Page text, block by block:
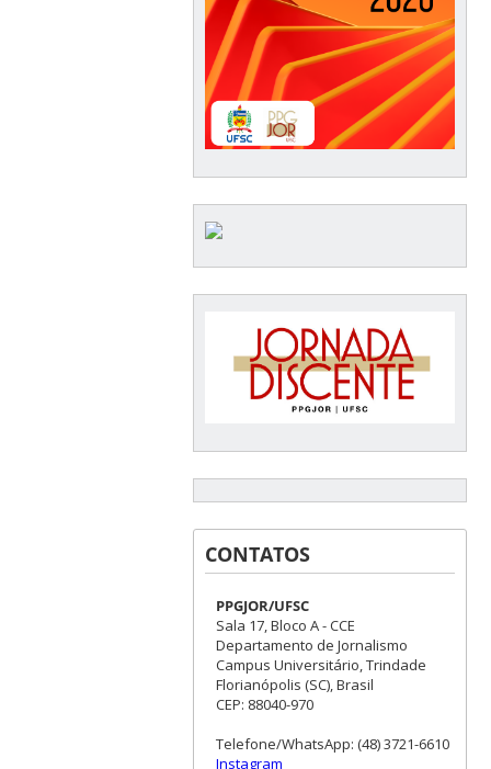
CONTATOS
PPGJOR/UFSC
Sala 17, Bloco A - CCE
Departamento de Jornalismo
Campus Universitário, Trindade
Florianópolis (SC), Brasil
CEP: 88040-970
Telefone/WhatsApp: (48) 3721-6610
Instagram